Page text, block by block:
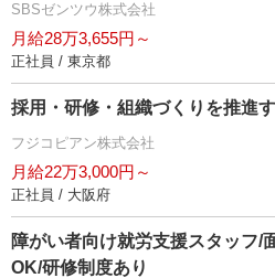
SBSゼンツウ株式会社
月給28万3,655円～
正社員 / 東京都
採用・研修・組織づくりを推進す
フジコピアン株式会社
月給22万3,000円～
正社員 / 大阪府
障がい者向け就労支援スタッフ/
OK/研修制度あり